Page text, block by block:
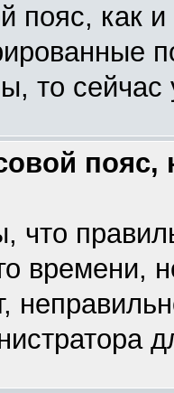
пояс, как
то
пояс,
что
времени,